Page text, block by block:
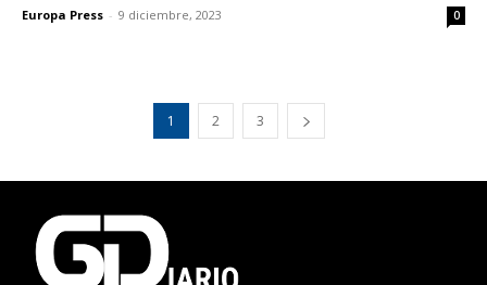
Europa Press - 9 diciembre, 2023 0
1 2 3